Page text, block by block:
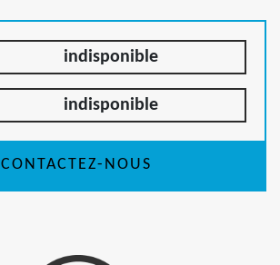
indisponible
indisponible
CONTACTEZ-NOUS